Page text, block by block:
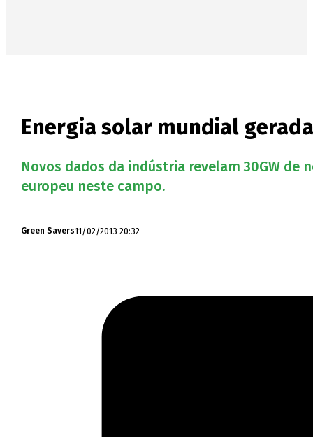
Energia solar mundial
Novos dados da indústria revelam 30GW de
europeu neste campo.
Green Savers11/02/2013 20:32